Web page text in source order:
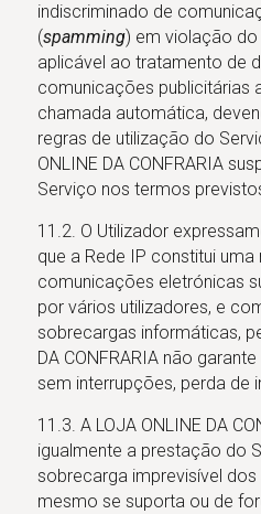
indiscriminado de
(spamming) em violação
aplicável ao tratamento de
comunicações publicitárias
chamada automática,
regras de utilização do
ONLINE DA CONFRARIA
Serviço nos termos
11.2. O Utilizador
que a Rede IP constitui uma
comunicações eletrónicas
por vários utilizadores, e
sobrecargas informáticas,
DA CONFRARIA não
sem interrupções, perda de
11.3. A LOJA ONLINE DA
igualmente a prestação do
sobrecarga imprevisível
mesmo se suporta ou de